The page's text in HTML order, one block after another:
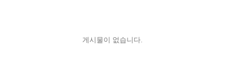
게시물이 없습니다.